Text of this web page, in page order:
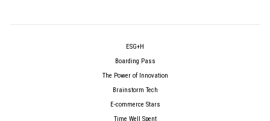
ESG+H
Boarding Pass
The Power of Innovation
Brainstorm Tech
E-commerce Stars
Time Well Spent